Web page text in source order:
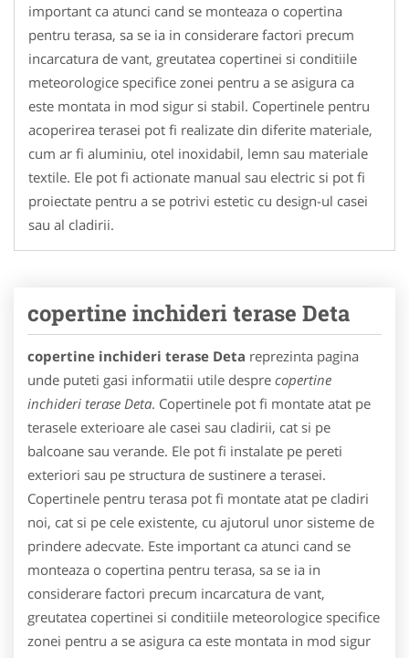
important ca atunci cand se monteaza o copertina
pentru terasa, sa se ia in considerare factori precum
incarcatura de vant, greutatea copertinei si conditiile
meteorologice specifice zonei pentru a se asigura ca
este montata in mod sigur si stabil. Copertinele pentru
acoperirea terasei pot fi realizate din diferite materiale,
cum ar fi aluminiu, otel inoxidabil, lemn sau materiale
textile. Ele pot fi actionate manual sau electric si pot fi
proiectate pentru a se potrivi estetic cu design-ul casei
sau al cladirii.
copertine inchideri terase Deta
copertine inchideri terase Deta reprezinta pagina
unde puteti gasi informatii utile despre copertine
inchideri terase Deta. Copertinele pot fi montate atat pe
terasele exterioare ale casei sau cladirii, cat si pe
balcoane sau verande. Ele pot fi instalate pe pereti
exteriori sau pe structura de sustinere a terasei.
Copertinele pentru terasa pot fi montate atat pe cladiri
noi, cat si pe cele existente, cu ajutorul unor sisteme de
prindere adecvate. Este important ca atunci cand se
monteaza o copertina pentru terasa, sa se ia in
considerare factori precum incarcatura de vant,
greutatea copertinei si conditiile meteorologice specifice
zonei pentru a se asigura ca este montata in mod sigur